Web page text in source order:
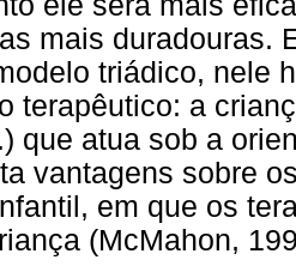
mais duradouras.
triádico, nele
terapêutico: a
que atua sob a
vantagens sobre
em que os
(McMahon,